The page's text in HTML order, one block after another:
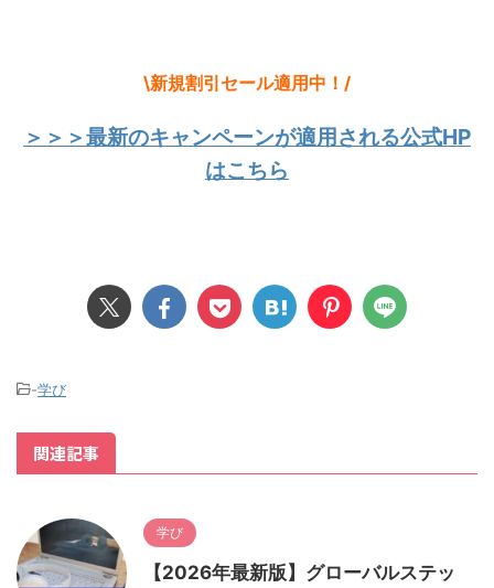
\新規割引セール適用中 ！/
＞＞＞最新のキャンペーンが適用される公式HP
はこちら
-学び
関連記事
学び
【2026年最新版】グローバルステッ